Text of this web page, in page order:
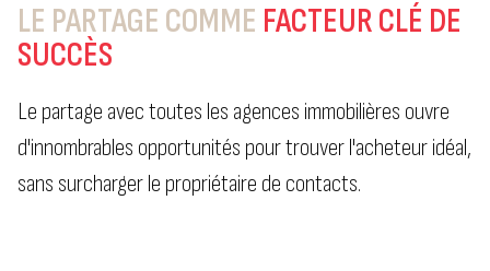
LE PARTAGE COMME FACTEUR CLÉ DE
SUCCÈS
Le partage avec toutes les agences immobilières ouvre
d'innombrables opportunités pour trouver l'acheteur idéal,
sans surcharger le propriétaire de contacts.